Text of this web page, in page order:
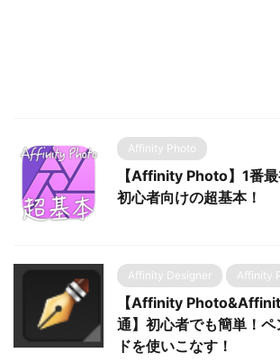
Affinity Photo
【Affinity Photo】1番最
初心者向けの超基本！
Affinity Designer Affinity
【Affinity
通】初心者でも簡単！
ドを使いこなす！